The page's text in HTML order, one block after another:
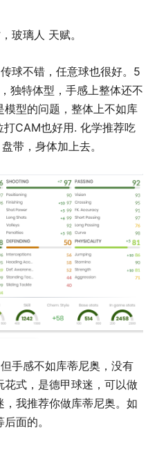
玻璃人 天赋。
球不错，任意球也很好。5
独特体型，手感上整体还不
型的问题，整体上不如库
CAM也好用. 化学推荐吃
带，身体加上去。
手感不如库蒂尼奥，没有
花式，是德甲球迷，可以做
我推荐你做库蒂尼奥。如
面的。